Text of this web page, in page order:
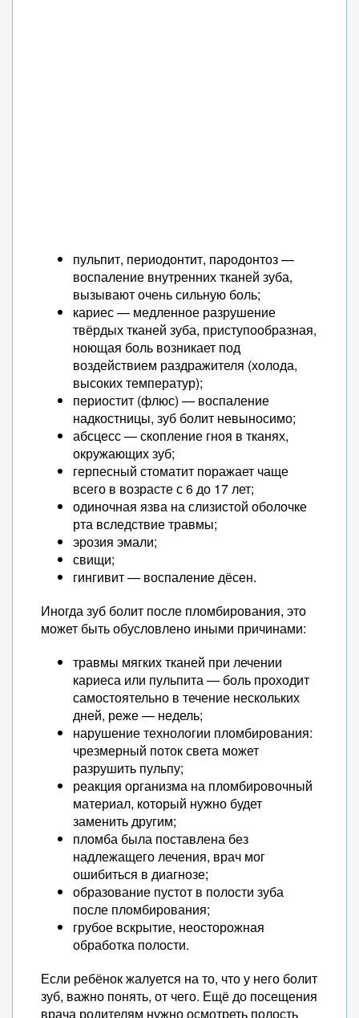
пульпит, периодонтит, пародонтоз —
воспаление внутренних тканей зуба,
вызывают очень сильную боль;
кариес — медленное разрушение
твёрдых тканей зуба, приступообразная,
ноющая боль возникает под
воздействием раздражителя (холода,
высоких температур);
периостит (флюс) — воспаление
надкостницы, зуб болит невыносимо;
абсцесс — скопление гноя в тканях,
окружающих зуб;
герпесный стоматит поражает чаще
всего в возрасте с 6 до 17 лет;
одиночная язва на слизистой оболочке
рта вследствие травмы;
эрозия эмали;
свищи;
гингивит — воспаление дёсен.
Иногда зуб болит после пломбирования, это
может быть обусловлено иными причинами:
травмы мягких тканей при лечении
кариеса или пульпита — боль проходит
самостоятельно в течение нескольких
дней, реже — недель;
нарушение технологии пломбирования:
чрезмерный поток света может
разрушить пульпу;
реакция организма на пломбировочный
материал, который нужно будет
заменить другим;
пломба была поставлена без
надлежащего лечения, врач мог
ошибиться в диагнозе;
образование пустот в полости зуба
после пломбирования;
грубое вскрытие, неосторожная
обработка полости.
Если ребёнок жалуется на то, что у него болит
зуб, важно понять, от чего. Ещё до посещения
врача родителям нужно осмотреть полость